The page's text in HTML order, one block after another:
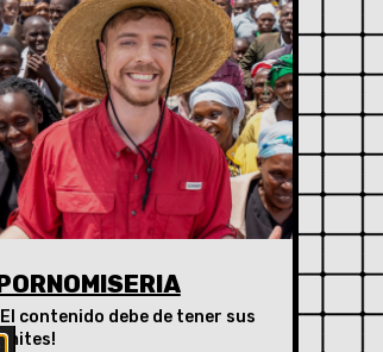
contenido debe de tener sus